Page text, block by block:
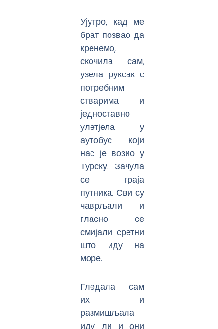
Ујутро, кад ме
брат позвао да
кренемо,
скочила сам,
узела руксак с
потребним
стварима и
једноставно
улетјела у
аутобус који
нас је возио у
Турску. Зачула
се граја
путника. Сви су
чаврљали и
гласно се
смијали сретни
што иду на
море.
Гледала сам
их и
размишљала
иду ли и они